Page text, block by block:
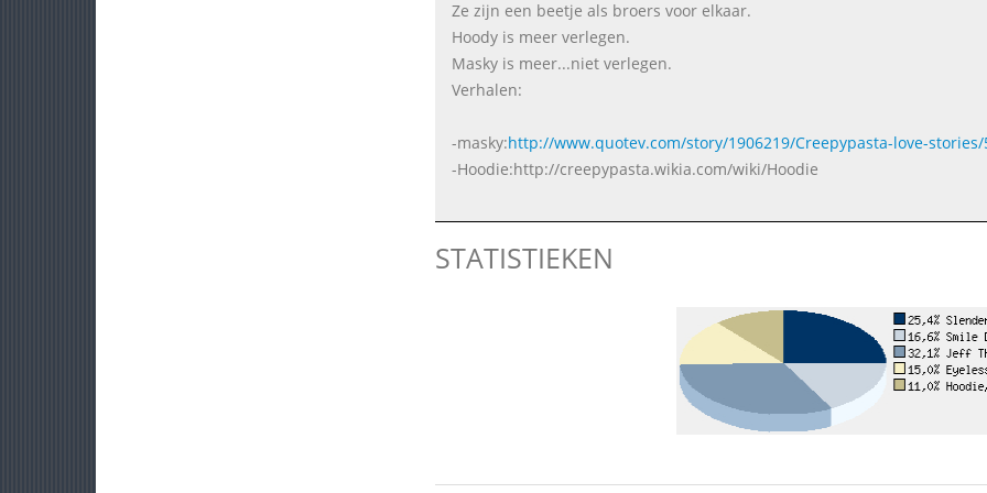
Ze zijn een beetje als broers voor elkaar.
Hoody is meer verlegen.
Masky is meer...niet verlegen.
Verhalen:
-masky:http://www.quotev.com/story/1906219/Creepypasta-love-stories/
-Hoodie:http://creepypasta.wikia.com/wiki/Hoodie
STATISTIEKEN